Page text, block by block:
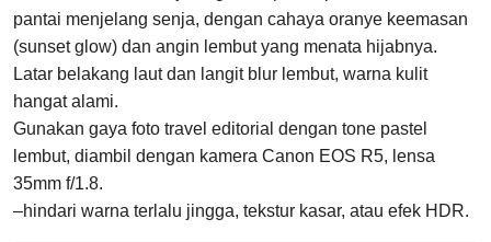
pantai menjelang senja, dengan cahaya oranye keemasan
(sunset glow) dan angin lembut yang menata hijabnya.
Latar belakang laut dan langit blur lembut, warna kulit
hangat alami.
Gunakan gaya foto travel editorial dengan tone pastel
lembut, diambil dengan kamera Canon EOS R5, lensa
35mm f/1.8.
–hindari warna terlalu jingga, tekstur kasar, atau efek HDR.